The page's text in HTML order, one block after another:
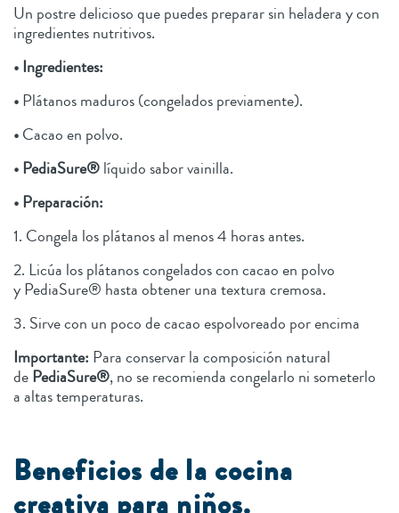
Un postre delicioso que puedes preparar sin heladera y con
ingredientes nutritivos.
• Ingredientes:
•Plátanos maduros (congelados previamente).
•Cacao en polvo.
• PediaSure®líquido sabor vainilla.
• Preparación:
1. Congela los plátanos al menos 4 horas antes.
2. Licúa los plátanos congelados con cacao en polvo
y PediaSure® hasta obtener una textura cremosa.
3. Sirve con un poco de cacao espolvoreado por encima
Importante: Para conservar la composición natural
dePediaSure®, no se recomienda congelarlo ni someterlo
a altas temperaturas.
Beneficios de la cocina
creativa para niños.